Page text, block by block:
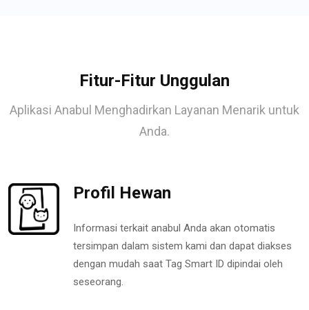
Fitur-Fitur Unggulan
Aplikasi Anabul Menghadirkan Layanan Menarik untuk
Anda.
Profil Hewan
Informasi terkait anabul Anda akan otomatis
tersimpan dalam sistem kami dan dapat diakses
dengan mudah saat Tag Smart ID dipindai oleh
seseorang.